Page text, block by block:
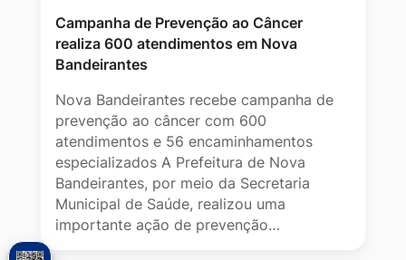
Campanha de Prevenção ao Câncer
realiza 600 atendimentos em Nova
Bandeirantes
Nova Bandeirantes recebe campanha de
prevenção ao câncer com 600
atendimentos e 56 encaminhamentos
especializados A Prefeitura de Nova
Bandeirantes, por meio da Secretaria
Municipal de Saúde, realizou uma
importante ação de prevenção…